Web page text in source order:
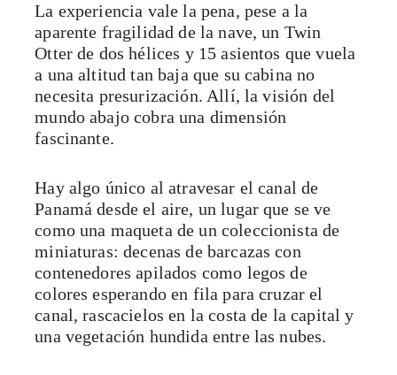
La experiencia vale la pena, pese a la
aparente fragilidad de la nave, un Twin
Otter de dos hélices y 15 asientos que vuela
a una altitud tan baja que su cabina no
necesita presurización. Allí, la visión del
mundo abajo cobra una dimensión
fascinante.
Hay algo único al atravesar el canal de
Panamá desde el aire, un lugar que se ve
como una maqueta de un coleccionista de
miniaturas: decenas de barcazas con
contenedores apilados como legos de
colores esperando en fila para cruzar el
canal, rascacielos en la costa de la capital y
una vegetación hundida entre las nubes.